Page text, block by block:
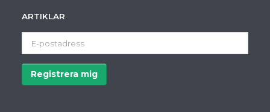
ARTIKLAR
postadress
Registrera mig